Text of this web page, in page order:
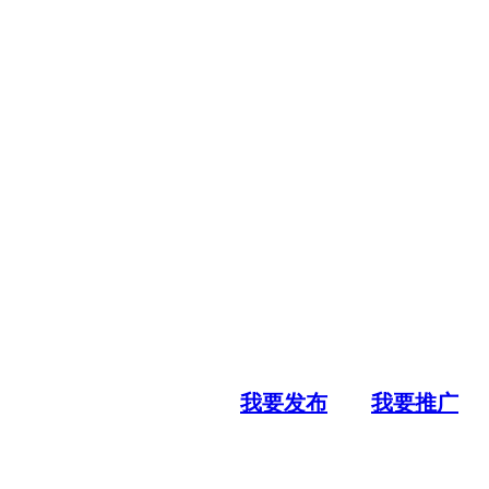
我要发布 我要推广